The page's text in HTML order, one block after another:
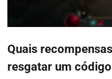
Quais
resgatar um